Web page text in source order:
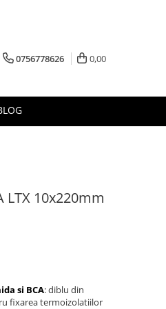
0756778626 0,00
10x220mm
si BCA: diblu din
fixarea termoizolatiilor